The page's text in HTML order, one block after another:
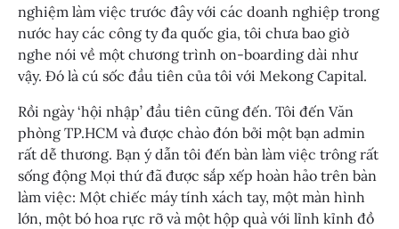
nghiệm làm việc trước đây với các doanh nghiệp trong
nước hay các công ty đa quốc gia, tôi chưa bao giờ
nghe nói về một chương trình on-boarding dài như
vậy. Đó là cú sốc đầu tiên của tôi với Mekong Capital.
Rồi ngày ‘hội nhập’ đầu tiên cũng đến. Tôi đến Văn
phòng TP.HCM và được chào đón bởi một bạn admin
rất dễ thương. Bạn ý dẫn tôi đến bàn làm việc trông rất
sống động Mọi thứ đã được sắp xếp hoàn hảo trên bàn
làm việc: Một chiếc máy tính xách tay, một màn hình
lớn, một bó hoa rực rỡ và một hộp quà với lỉnh kỉnh đồ